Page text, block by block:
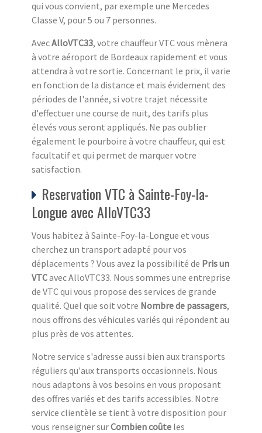
qui vous convient, par exemple une Mercedes
Classe V, pour 5 ou 7 personnes.
AvecAlloVTC33, votre chauffeur VTC vous mènera
à votre aéroport de Bordeaux rapidement et vous
attendra à votre sortie. Concernant le prix, il varie
en fonction de la distance et mais évidement des
périodes de l'année, si votre trajet nécessite
d'effectuer une course de nuit, des tarifs plus
élevés vous seront appliqués. Ne pas oublier
également le pourboire à votre chauffeur, qui est
facultatif et qui permet de marquer votre
satisfaction.
Reservation VTC à Sainte-Foy-la-
Longue avec AlloVTC33
Vous habitez à Sainte-Foy-la-Longue et vous
cherchez un transport adapté pour vos
déplacements ? Vous avez la possibilité de Pris un
VTCavec AlloVTC33. Nous sommes une entreprise
de VTC qui vous propose des services de grande
qualité. Quel que soit votre Nombre de passagers,
nous offrons des véhicules variés qui répondent au
plus près de vos attentes.
Notre service s'adresse aussi bien aux transports
réguliers qu'aux transports occasionnels. Nous
nous adaptons à vos besoins en vous proposant
des offres variés et des tarifs accessibles. Notre
service clientèle se tient à votre disposition pour
vous renseigner surCombien coûte les